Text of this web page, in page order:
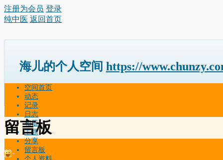
注册为会员 登录
纯中医 返回首页
海儿的个人空间 https://
空间首页
动态
记录
日志
相册
主题
分享
留言板
留言板